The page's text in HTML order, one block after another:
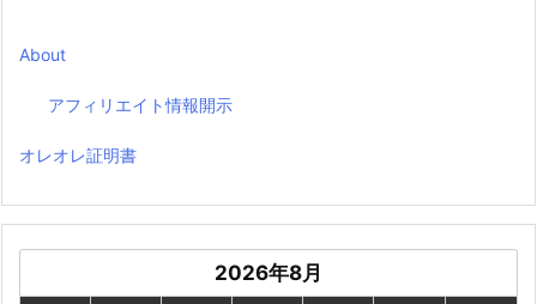
About
アフィリエイト情報開示
オレオレ証明書
2026年8月